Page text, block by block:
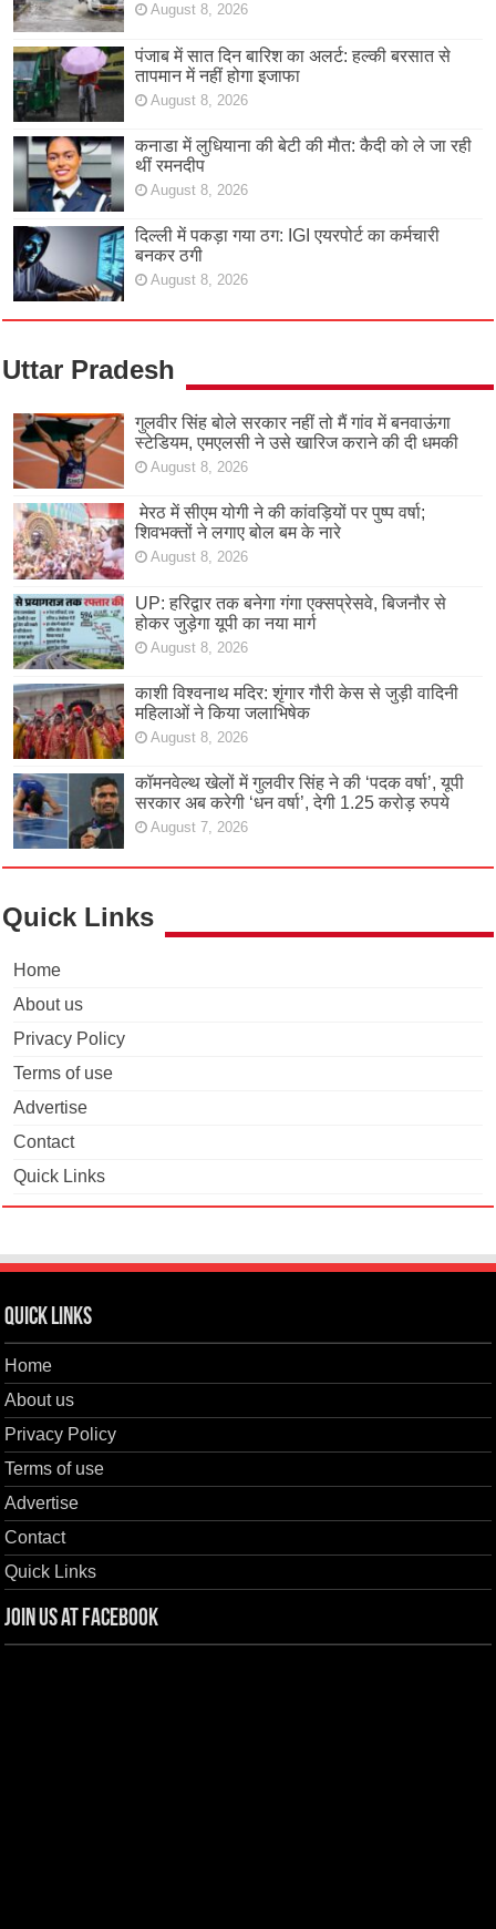
August 8, 2026
पंजाब में सात दिन बारिश का अलर्ट: हल्की बरसात से
तापमान में नहीं होगा इजाफा
August 8, 2026
कनाडा में लुधियाना की बेटी की माैत: कैदी को ले जा रही
थीं रमनदीप
August 8, 2026
दिल्ली में पकड़ा गया ठग: IGI एयरपोर्ट का कर्मचारी
बनकर ठगी
August 8, 2026
Uttar Pradesh
गुलवीर सिंह बोले सरकार नहीं तो मैं गांव में बनवाऊंगा
स्टेडियम, एमएलसी ने उसे खारिज कराने की दी धमकी
August 8, 2026
मेरठ में सीएम योगी ने की कांवड़ियों पर पुष्प वर्षा;
शिवभक्तों ने लगाए बोल बम के नारे
August 8, 2026
UP: हरिद्वार तक बनेगा गंगा एक्सप्रेसवे, बिजनौर से
होकर जुड़ेगा यूपी का नया मार्ग
August 8, 2026
काशी विश्वनाथ मदिर: शृंगार गौरी केस से जुड़ी वादिनी
महिलाओं ने किया जलाभिषेक
August 8, 2026
कॉमनवेल्थ खेलों में गुलवीर सिंह ने की ‘पदक वर्षा’, यूपी
सरकार अब करेगी ‘धन वर्षा’, देगी 1.25 करोड़ रुपये
August 7, 2026
Quick Links
Home
About us
Privacy Policy
Terms of use
Advertise
Contact
Quick Links
Quick Links
Home
About us
Privacy Policy
Terms of use
Advertise
Contact
Quick Links
Join us at Facebook